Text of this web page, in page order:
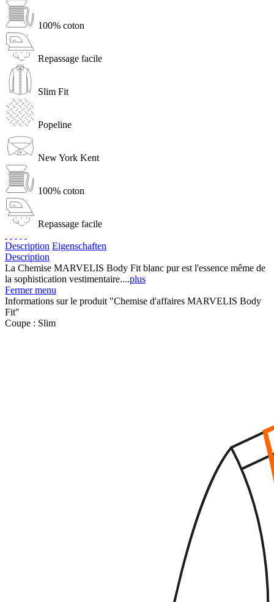
100% coton
Repassage facile
Slim Fit
Popeline
New York Kent
100% coton
Repassage facile
Description Eigenschaften
Description
La Chemise MARVELIS Body Fit blanc pur est l'essence même de
la sophistication vestimentaire....plus
Fermer menu
Informations sur le produit "Chemise d'affaires MARVELIS Body
Fit"
Coupe : Slim